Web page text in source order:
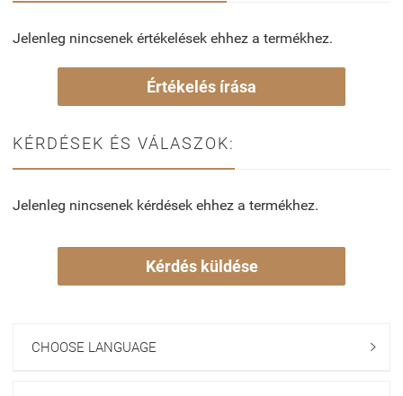
Jelenleg nincsenek értékelések ehhez a termékhez.
Értékelés írása
KÉRDÉSEK ÉS VÁLASZOK:
Jelenleg nincsenek kérdések ehhez a termékhez.
Kérdés küldése
CHOOSE LANGUAGE 